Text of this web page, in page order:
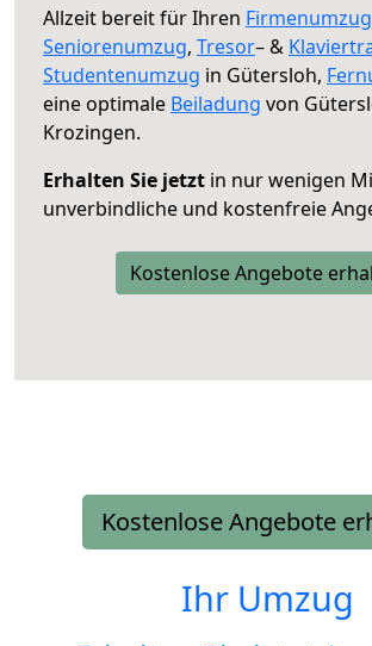
Allzeit bereit für Ihren Firmenumzug
Seniorenumzug, Tresor– &
Studentenumzug in Gütersloh,
eine optimale Beiladung von
Krozingen.
Erhalten Sie jetzt in nur wenigen
unverbindliche und kostenfreie
Kostenlose Angebote
Kostenlose Angebote
Ihr Umzug